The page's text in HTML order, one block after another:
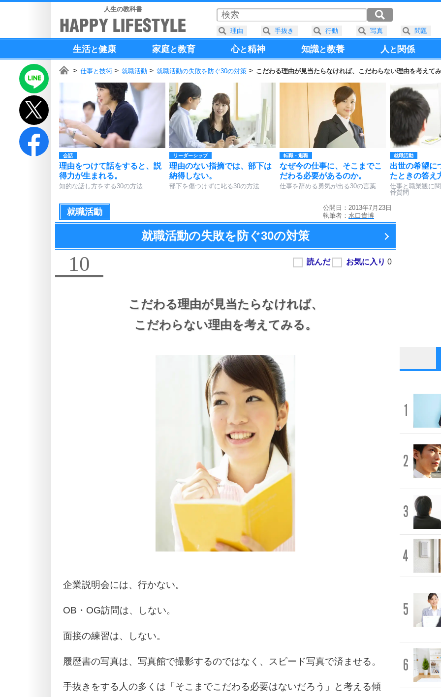
人生の教科書
生活と健康 家庭と教育 心と精神 知識と教養 人と 関係
仕事と技術 就職活動 就職活動の失敗を防ぐ30の対策 こだわる理由が見当たらなければ、こだわらない理由を考えてみ
会話
理由をつけて話をすると、説
得力が生まれる。
知的な話し方をする30の方法
リーダーシップ
理由のない指摘では、部下は
納得しない。
部下を傷つけずに叱る30の方法
転職・退職
なぜ今の仕事に、そこまでこ
だわる必要があるのか。
仕事を辞める勇気が出る30の言葉
就職活動
出世の希望に
たときの答え
仕事と職業観に
番質問
就職活動
公開日：2013年7月23日
執筆者： 水口貴博
就職活動の失敗を防ぐ30の対策
10
こだわる理由が見当たらなければ、
こだわらない理由を考えてみる。
企業説明会には、行かない。
OB・OG訪問は、しない。
面接の練習は、しない。
履歴書の写真は、写真館で撮影するのではなく、スピード写真で済ませる。
手抜きをする人の多くは「そこまでこだわる必要はないだろう」と考える傾
1
2
3
4
5
6
理由 手抜き 行動 写真 問題